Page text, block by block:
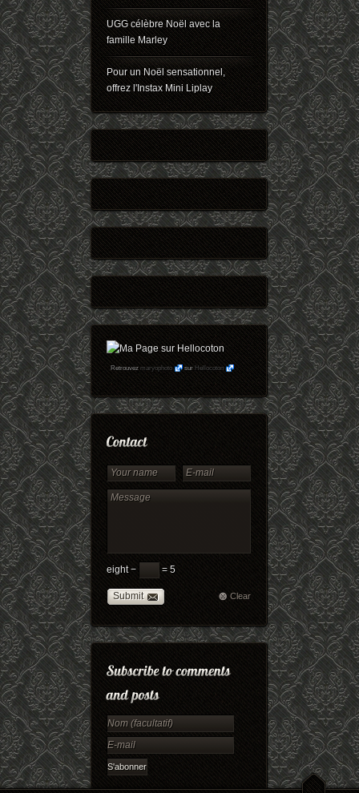
UGG célèbre Noël avec la
famille Marley
Pour un Noël sensationnel,
offrez l'Instax Mini Liplay
Retrouvezmaryophoto surHellocoton
eight − = 5
Submit Clear